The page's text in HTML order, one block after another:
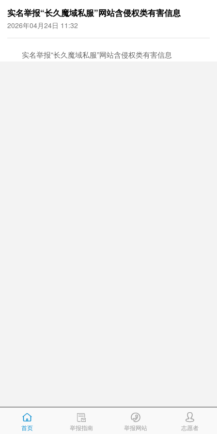
首页 举报指南 举报网站 志愿者
实名举报“长久魔域私服”网站含侵权类有害信息
2026年04月24日 11:32
实名举报“长久魔域私服”网站含侵权类有害信息